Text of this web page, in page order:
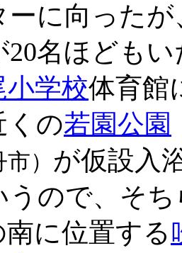
ーに向った
20名ほども
小学校体育館
くの若園公園
） が仮設入
うので、そ
に位置する